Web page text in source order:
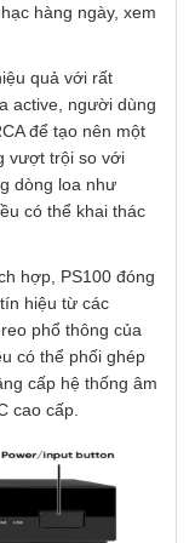
hàng ngày, xem
quả với rất
active, người dùng
để tạo nên một
vượt trội so với
dòng loa như
có thể khai thác
hợp, PS100 đóng
hiệu từ các
phổ thông của
có thể phối ghép
cấp hệ thống âm
cao cấp.